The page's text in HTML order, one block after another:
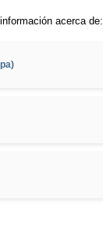
acerca de: